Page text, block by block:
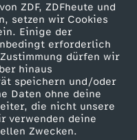
ZDF, ZDFheute und
setzen wir Cookies
Einige der
erforderlich
dürfen wir
hinaus
speichern und/oder
Daten ohne deine
die nicht unsere
verwenden deine
Zwecken.
zum ZDF